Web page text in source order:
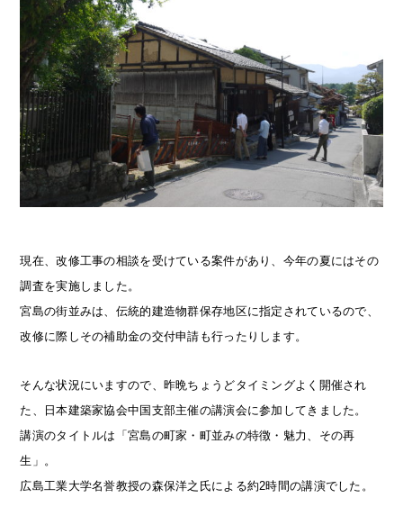
現在、改修工事の相談を受けている案件があり、今年の夏にはその
調査を実施しました。
宮島の街並みは、伝統的建造物群保存地区に指定されているので、
改修に際しその補助金の交付申請も行ったりします。
そんな状況にいますので、昨晩ちょうどタイミングよく開催され
た、日本建築家協会中国支部主催の講演会に参加してきました。
講演のタイトルは「宮島の町家・町並みの特徴・魅力、その再
生」。
広島工業大学名誉教授の森保洋之氏による約2時間の講演でした。